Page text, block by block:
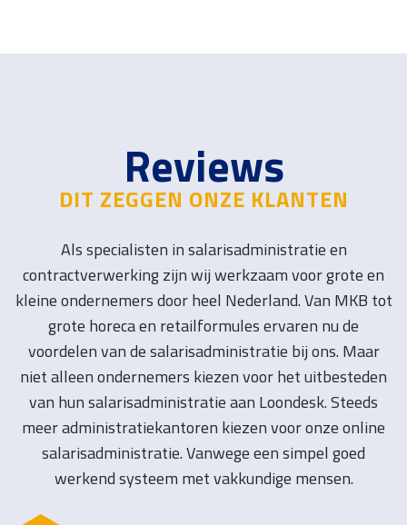
Reviews
DIT ZEGGEN ONZE KLANTEN
Als specialisten in salarisadministratie en
contractverwerking zijn wij werkzaam voor grote en
kleine ondernemers door heel Nederland. Van MKB tot
grote horeca en retailformules ervaren nu de
voordelen van de salarisadministratie bij ons. Maar
niet alleen ondernemers kiezen voor het uitbesteden
van hun salarisadministratie aan Loondesk. Steeds
meer administratiekantoren kiezen voor onze online
salarisadministratie. Vanwege een simpel goed
werkend systeem met vakkundige mensen.